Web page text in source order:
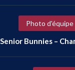
Photo d'équipe
Senior Bunnies –